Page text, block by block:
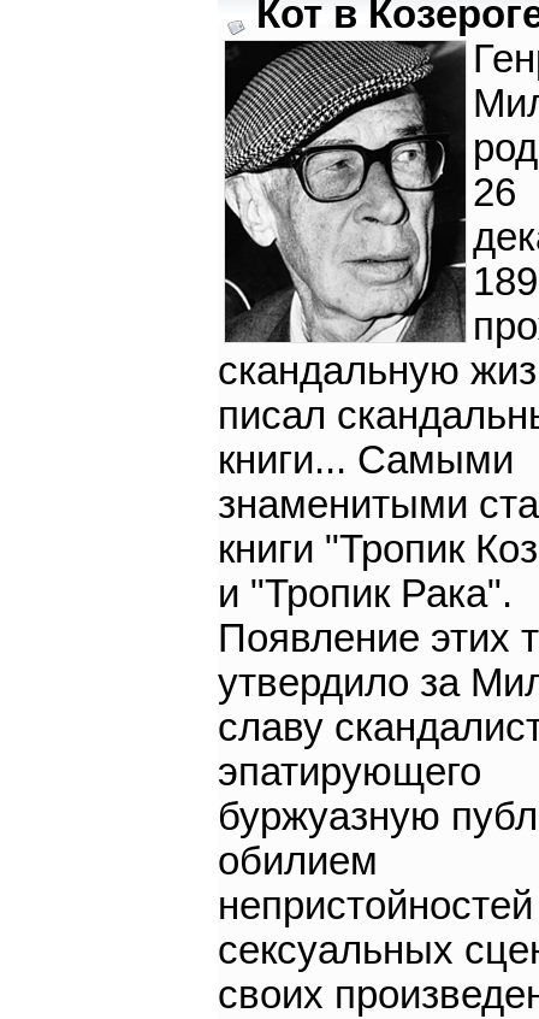
Кот в
26
скандальную
писал
книги... Самыми
знаменитыми
книги "Тропик
и "Тропик Рака".
Появление этих
утвердило за
славу
эпатирующего
буржуазную
обилием
сексуальных
своих